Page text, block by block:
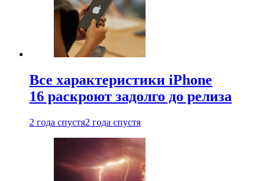
Все характеристики iPhone
16 раскроют задолго до релиза
2 года спустя2 года спустя